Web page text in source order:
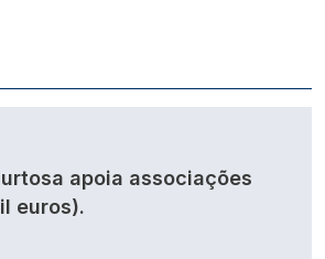
apoia associações
euros).